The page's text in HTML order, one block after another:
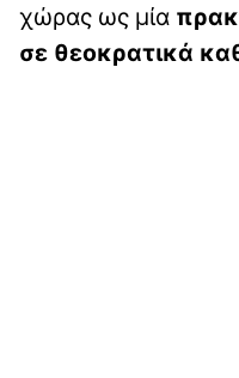
χώρας ως μία
σε θεοκρατικά